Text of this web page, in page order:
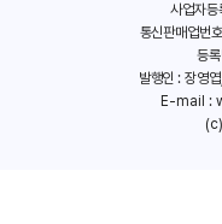
사업자
통신판매업
등
발행인 : 장영
E-mail :